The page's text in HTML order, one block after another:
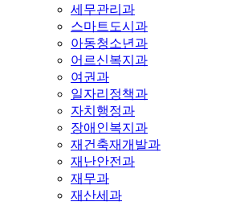
세무관리과
스마트도시과
아동청소년과
어르신복지과
여권과
일자리정책과
자치행정과
장애인복지과
재건축재개발과
재난안전과
재무과
재산세과